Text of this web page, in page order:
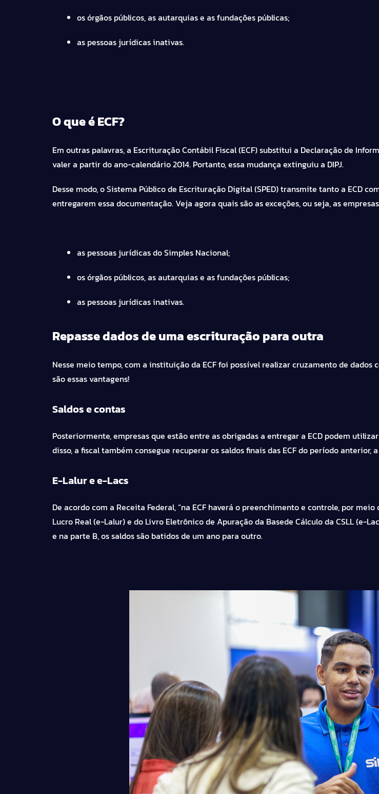
os órgãos públicos, as autarquias e as fundações públicas;
as pessoas jurídicas inativas.
O que é ECF?
Em outras palavras, a Escrituração Contábil Fiscal (ECF) substitui a Declaração de
valer a partir do ano-calendário 2014. Portanto, essa mudança extinguiu a DIPJ.
Desse modo, o Sistema Público de Escrituração Digital (SPED) transmite tanto a ECD
entregarem essa documentação. Veja agora quais são as exceções, ou seja, as
as pessoas jurídicas do Simples Nacional;
os órgãos públicos, as autarquias e as fundações públicas;
as pessoas jurídicas inativas.
Repasse dados de uma escrituração para outra
Nesse meio tempo, com a instituição da ECF foi possível realizar cruzamento de dados
são essas vantagens!
Saldos e contas
Posteriormente, empresas que estão entre as obrigadas a entregar a ECD podem
disso, a fiscal também consegue recuperar os saldos finais das ECF do período anterior,
E-Lalur e e-Lacs
De acordo com a Receita Federal, “na ECF haverá o preenchimento e controle, por
Lucro Real (e-Lalur) e do Livro Eletrônico de Apuração da Basede Cálculo da CSLL (e-
e na parte B, os saldos são batidos de um ano para outro.